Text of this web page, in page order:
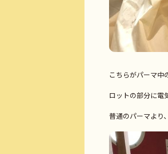
こちらがパーマ中
ロットの部分に電
普通のパーマより